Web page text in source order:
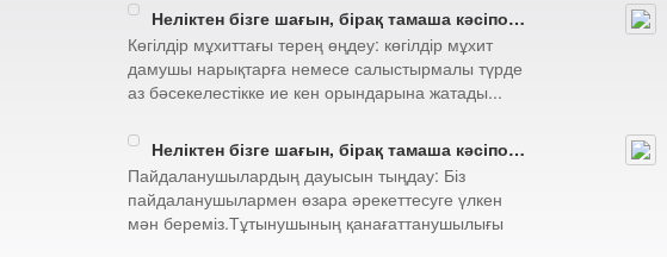
Неліктен бізге шағын, бірақ тамаша кәсіпорын болу керек(4/4)
Көгілдір мұхиттағы терең өңдеу: көгілдір мұхит
дамушы нарықтарға немесе салыстырмалы түрде
аз бәсекелестікке ие кен орындарына жатады...
Неліктен бізге шағын, бірақ тамаша кәсіпорын болу керек(3/4)
Пайдаланушылардың дауысын тыңдау: Біз
пайдаланушылармен өзара әрекеттесуге үлкен
мән береміз.Тұтынушының қанағаттанушылығы